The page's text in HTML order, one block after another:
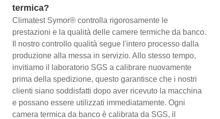
termica?
Climatest Symor® controlla rigorosamente le
prestazioni e la qualità delle camere termiche da banco.
Il nostro controllo qualità segue l'intero processo dalla
produzione alla messa in servizio. Allo stesso tempo,
invitiamo il laboratorio SGS a calibrare nuovamente
prima della spedizione, questo garantisce che i nostri
clienti siano soddisfatti dopo aver ricevuto la macchina
e possano essere utilizzati immediatamente. Ogni
camera termica da banco è calibrata da SGS, il